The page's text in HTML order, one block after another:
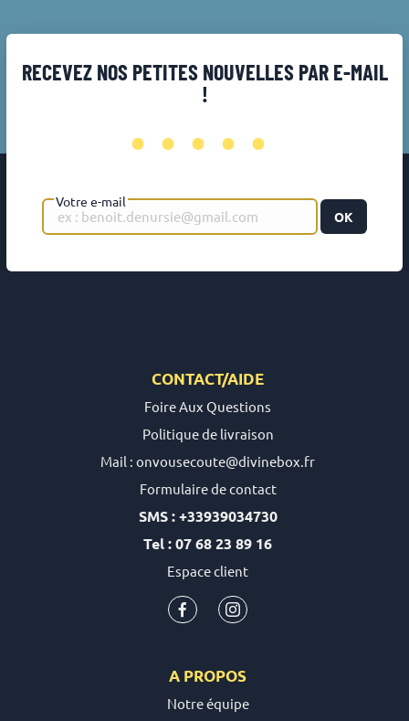
RECEVEZ NOS PETITES NOUVELLES PAR E-MAIL
!
•••••
Votre e-mail
OK
CONTACT/AIDE
Foire Aux Questions
Politique de livraison
Mail : onvousecoute@divinebox.fr
Formulaire de contact
SMS : +33939034730
Tel : 07 68 23 89 16
Espace client
A PROPOS
Notre équipe